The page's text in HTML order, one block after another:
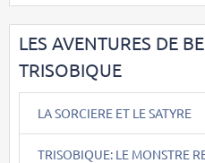
LES AVENTURES DE
TRISOBIQUE
LA SORCIERE ET LE SATYRE
TRISOBIQUE: LE MONSTRE